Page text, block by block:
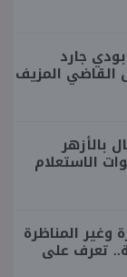
جارد
القاضي المزيف
بالأزهر
2026.. خطوات الاستعلام
وغير المناظرة
تعرف على